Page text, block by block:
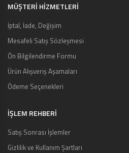
MÜŞTERI HIZMETLERI
İptal, İade, Değişim
Mesafeli Satış Sözleşmesi
Ön Bilgilendirme Formu
Ürün Alışveriş Aşamaları
Ödeme Seçenekleri
İŞLEM REHBERİ
Satış Sonrası İşlemler
Gizlilik ve Kullanım Şartları